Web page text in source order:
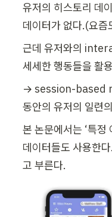
유저의 히스토리 데
데이터가 없다.(요즘
근데 유저와의
세세한 행동들을 활
→ session-based
동안의 유저의 일련
본 논문에서는 ‘특정
데이터들도 사용한
고 부른다.